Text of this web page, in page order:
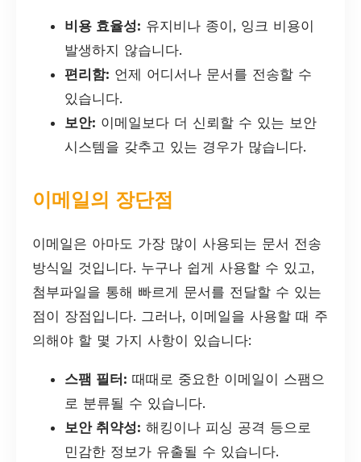
비용 효율성: 유지비나 종이, 잉크 비용이
발생하지 않습니다.
편리함: 언제 어디서나 문서를 전송할 수
있습니다.
보안: 이메일보다 더 신뢰할 수 있는 보안
시스템을 갖추고 있는 경우가 많습니다.
이메일의 장단점
이메일은 아마도 가장 많이 사용되는 문서 전송
방식일 것입니다. 누구나 쉽게 사용할 수 있고,
첨부파일을 통해 빠르게 문서를 전달할 수 있는
점이 장점입니다. 그러나, 이메일을 사용할 때 주
의해야 할 몇 가지 사항이 있습니다:
스팸 필터: 때때로 중요한 이메일이 스팸으
로 분류될 수 있습니다.
보안 취약성: 해킹이나 피싱 공격 등으로
민감한 정보가 유출될 수 있습니다.